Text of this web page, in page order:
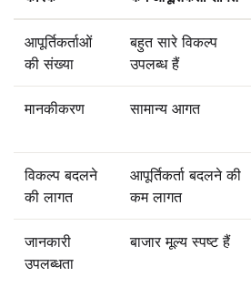
आपूर्तिकर्ताओं
की संख्या
बहुत सारे विकल्प
उपलब्ध हैं
मानकीकरण सामान्य आगत
विकल्प बदलने
की लागत
आपूर्तिकर्ता बदलने की
कम लागत
जानकारी
उपलब्धता
बाजार मूल्य स्पष्ट हैं